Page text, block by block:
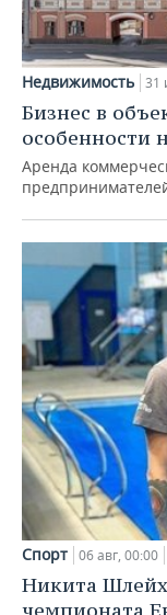
Недвижимость 31
Бизнес в
особенности
Аренда
Спорт 06 авг, 00:00
Никита
чемпионата